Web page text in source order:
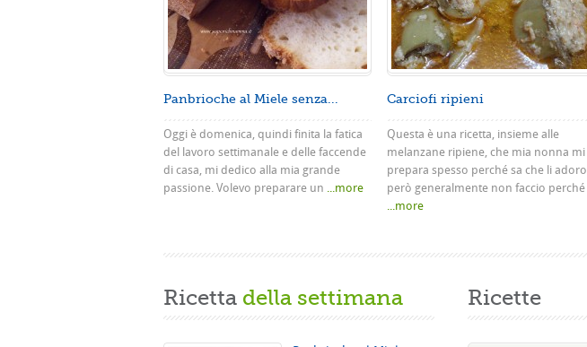
Panbrioche al Miele senza...
Oggi è domenica, quindi finita la fatica
del lavoro settimanale e delle faccende
di casa, mi dedico alla mia grande
passione. Volevo preparare un ...more
Carciofi ripieni
Questa è una ricetta, insieme alle
melanzane ripiene, che mia nonna mi
prepara spesso perché sa che li adoro
però generalmente non faccio perché
...more
Ricetta della settimana Ricette